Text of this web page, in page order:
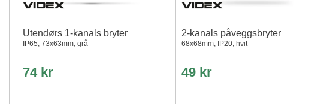
Utendørs 1-kanals bryter
IP65, 73x63mm, grå
74 kr
2-kanals påveggsbryter
68x68mm, IP20, hvit
49 kr